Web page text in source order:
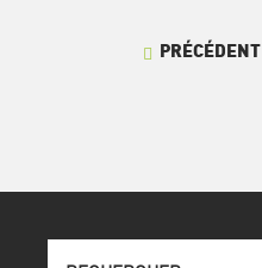
PRÉCÉDENT